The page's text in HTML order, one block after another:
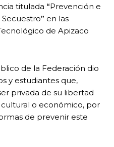
titulada “Prevención e
” en las
de Apizaco
de la Federación dio
y estudiantes que,
privada de su libertad
o económico, por
de prevenir este